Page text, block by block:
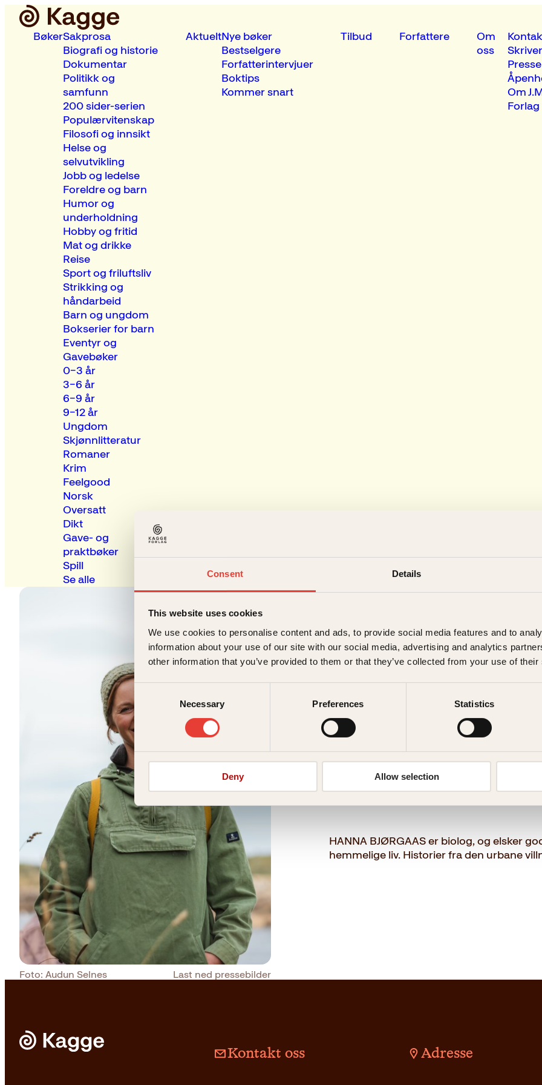
Consent Details
This website uses cookies
We use cookies to personalise content and ads, to provide social media features and to
information about your use of our site with our social media, advertising and analytics
other information that you’ve provided to them or that they’ve collected from your use of
Selection
Necessary Preferences Statistics
Deny Allow selection
BøkerSakprosa
Biografi og historie
Dokumentar
Politikk og
samfunn
200 sider-serien
Populærvitenskap
Filosofi og innsikt
Helse og
selvutvikling
Jobb og ledelse
Foreldre og barn
Humor og
underholdning
Hobby og fritid
Mat og drikke
Reise
Sport og friluftsliv
Strikking og
håndarbeid
Barn og ungdom
Bokserier for barn
Eventyr og
Gavebøker
0–3 år
3–6 år
6–9 år
9–12 år
Ungdom
Skjønnlitteratur
Romaner
Krim
Feelgood
Norsk
Oversatt
Dikt
Gave- og
praktbøker
Spill
Se alle
AktueltNye bøker
Bestselgere
Forfatterintervjuer
Boktips
Kommer snart
Tilbud Forfattere
Om
oss
Presse
Om
Forlag
Foto: Audun Selnes Last ned pressebilder
Hanna
HANNA BJØRGAAS er biolog, og elsker
hemmelige liv. Historier fra den urbane
Kontakt oss Adresse